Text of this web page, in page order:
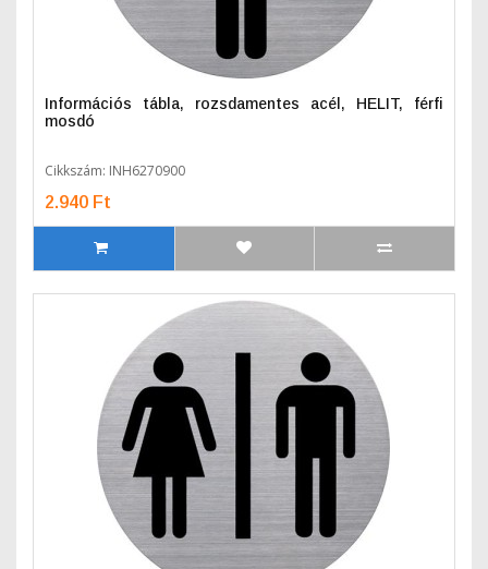
Információs tábla, rozsdamentes acél, HELIT, férfi
mosdó
Cikkszám: INH6270900
2.940 Ft